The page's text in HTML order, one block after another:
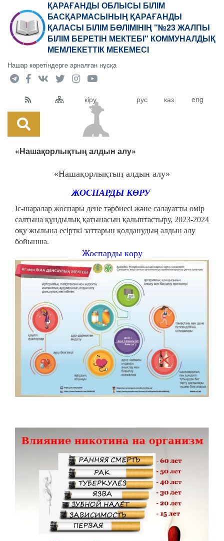
ҚАРАҒАНДЫ ОБЛЫСЫ БІЛІМ
БАСҚАРМАСЫНЫҢ ҚАРАҒАНДЫ
ҚАЛАСЫ БІЛІМ БӨЛІМІНІҢ "№23 ЖАЛПЫ
БІЛІМ БЕРЕТІН МЕКТЕБІ" КОММУНАЛДЫҚ
МЕМЛЕКЕТТІК МЕКЕМЕСІ
Нашар көретіндерге арналған нұсқа
кіру рус каз eng
«Нашақорлықтың алдын алу»
«Нашақорлықтың алдын алу»
ЖОСПАРДЫ КӨРУ
Іс-шаралар жоспары дене тәрбиесі және салауатты өмір
салтына құндылық қатынасын қалыптастыру, 2023-2024
оқу жылына есірткі заттарын қолданудың алдын алу
бойынша.
Жоспарды көру